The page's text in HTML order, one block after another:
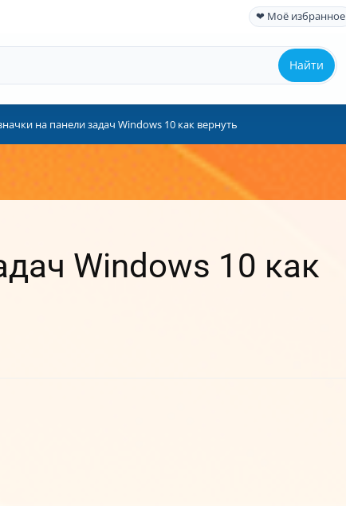
❤ Моё избранное
Найти
на панели задач Windows 10 как вернуть
Windows 10 как